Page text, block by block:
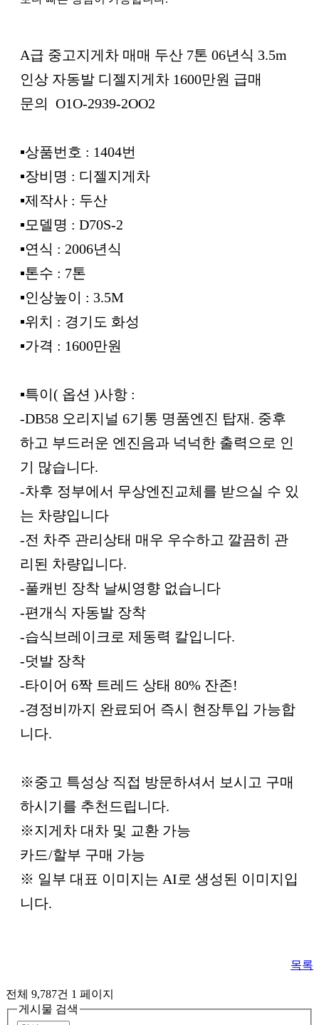
본문
A급 중고지게차 매매 두산 7톤 06년식 3.5m
인상 자동발 디젤지게차 1600만원 급매
문의 O1O-2939-2OO2
▪︎상품번호 : 1404번
▪︎장비명 : 디젤지게차
▪︎제작사 : 두산
▪︎모델명 : D70S-2
▪︎연식 : 2006년식
▪︎톤수 : 7톤
▪︎인상높이 : 3.5M
▪︎위치 : 경기도 화성
▪︎가격 : 1600만원
▪︎특이( 옵션 )사항 :
-DB58 오리지널 6기통 명품엔진 탑재. 중후
하고 부드러운 엔진음과 넉넉한 출력으로 인
기 많습니다.
-차후 정부에서 무상엔진교체를 받으실 수 있
는 차량입니다
-전 차주 관리상태 매우 우수하고 깔끔히 관
리된 차량입니다.
-풀캐빈 장착 날씨영향 없습니다
-편개식 자동발 장착
-습식브레이크로 제동력 칼입니다.
-덧발 장착
-타이어 6짝 트레드 상태 80% 잔존!
-경정비까지 완료되어 즉시 현장투입 가능합
니다.
※중고 특성상 직접 방문하셔서 보시고 구매
하시기를 추천드립니다.
※지게차 대차 및 교환 가능
카드/할부 구매 가능
※ 일부 대표 이미지는 AI로 생성된 이미지입
니다.
목록
전체 9,787건 1 페이지
게시물 검색